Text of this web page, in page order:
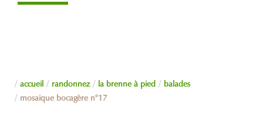
accueil randonnez la brenne à pied balades
mosaique bocagère n°17